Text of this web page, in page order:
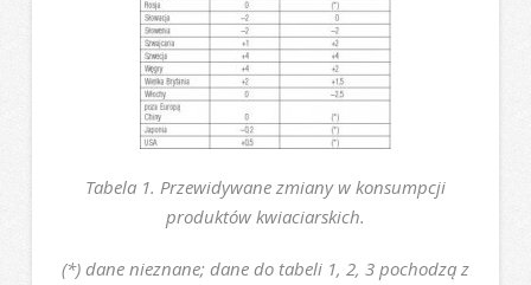
Tabela 1. Przewidywane zmiany w konsumpcji
produktów kwiaciarskich.
(*) dane nieznane; dane do tabeli 1, 2, 3 pochodzą z